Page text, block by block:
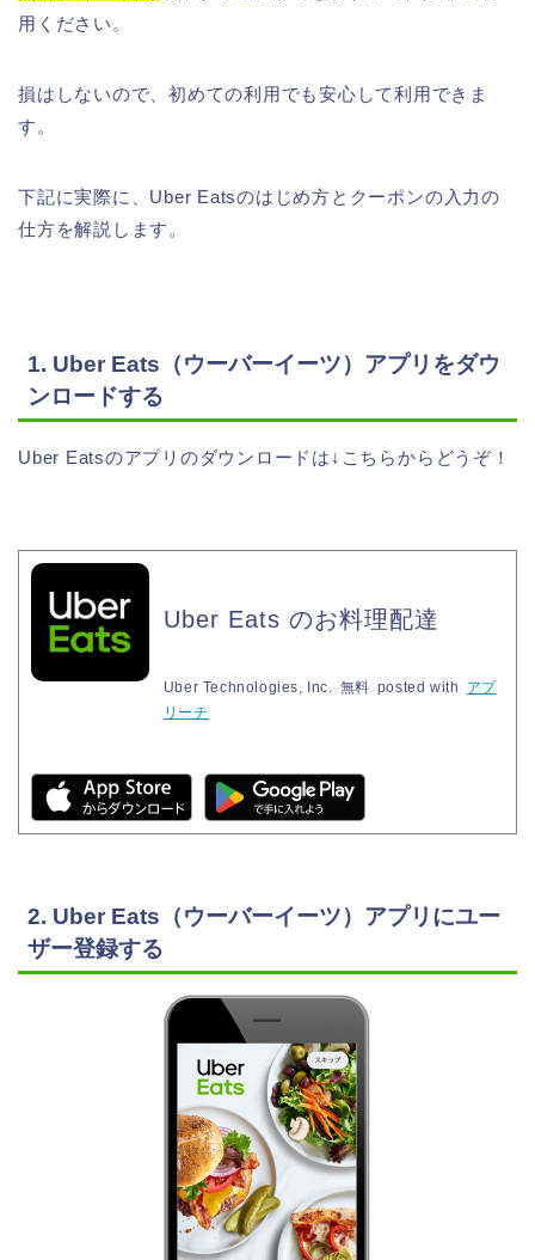
用ください。
損はしないので、初めての利用でも安心して利用できま
す。
下記に実際に、Uber Eatsのはじめ方とクーポンの入力の
仕方を解説します。
1. Uber Eats（ウーバーイーツ）アプリをダウ
ンロードする
Uber Eatsのアプリのダウンロードは↓こちらからどうぞ！
Uber Eats のお料理配達
Uber Technologies, Inc. 無料 posted with
アプ
リーチ
2. Uber Eats（ウーバーイーツ）アプリにユー
ザー登録する